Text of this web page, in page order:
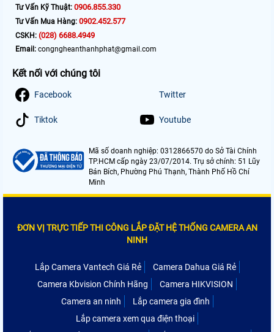
Tư Vấn Kỹ Thuật: 0906.855.330
Tư Vấn Mua Hàng: 0902.452.577
CSKH: (028) 6688.4949
Email: congngheanthanhphat@gmail.com
Kết nối với chúng tôi
Facebook Twitter
Tiktok Youtube
Mã số doanh nghiệp: 0312866570 do Sở Tài Chính
TP.HCM cấp ngày 23/07/2014. Trụ sở chính: 51 Lũy
Bán Bích, Phường Phú Thạnh, Thành Phố Hồ Chí
Minh
ĐƠN VỊ TRỰC TIẾP THI CÔNG LẮP ĐẶT HỆ THỐNG CAMERA AN
NINH
Lắp Camera Vantech Giá Rẻ
Camera Dahua Giá Rẻ
Camera Kbvision Chính Hãng
Camera HIKVISION
Camera an ninh
Lắp camera gia đình
Lắp camera xem qua điện thoại